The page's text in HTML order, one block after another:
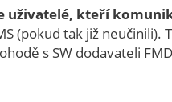
uživatelé, kteří
(pokud tak již
s SW dodavateli